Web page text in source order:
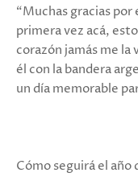
“Muchas gracias
primera vez acá,
corazón jamás me la
él con la bandera
un día memorable
Cómo seguirá el año